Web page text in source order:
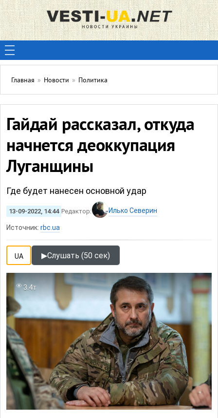
Главная » Новости » Политика
Гайдай рассказал, откуда
начнется деоккупация
Луганщины
Где будет нанесен основной удар
13-09-2022, 14:44 Редактор: Илько Северин
Источник: rbc.ua
UA ▶Слушать (50 сек)
3.4т